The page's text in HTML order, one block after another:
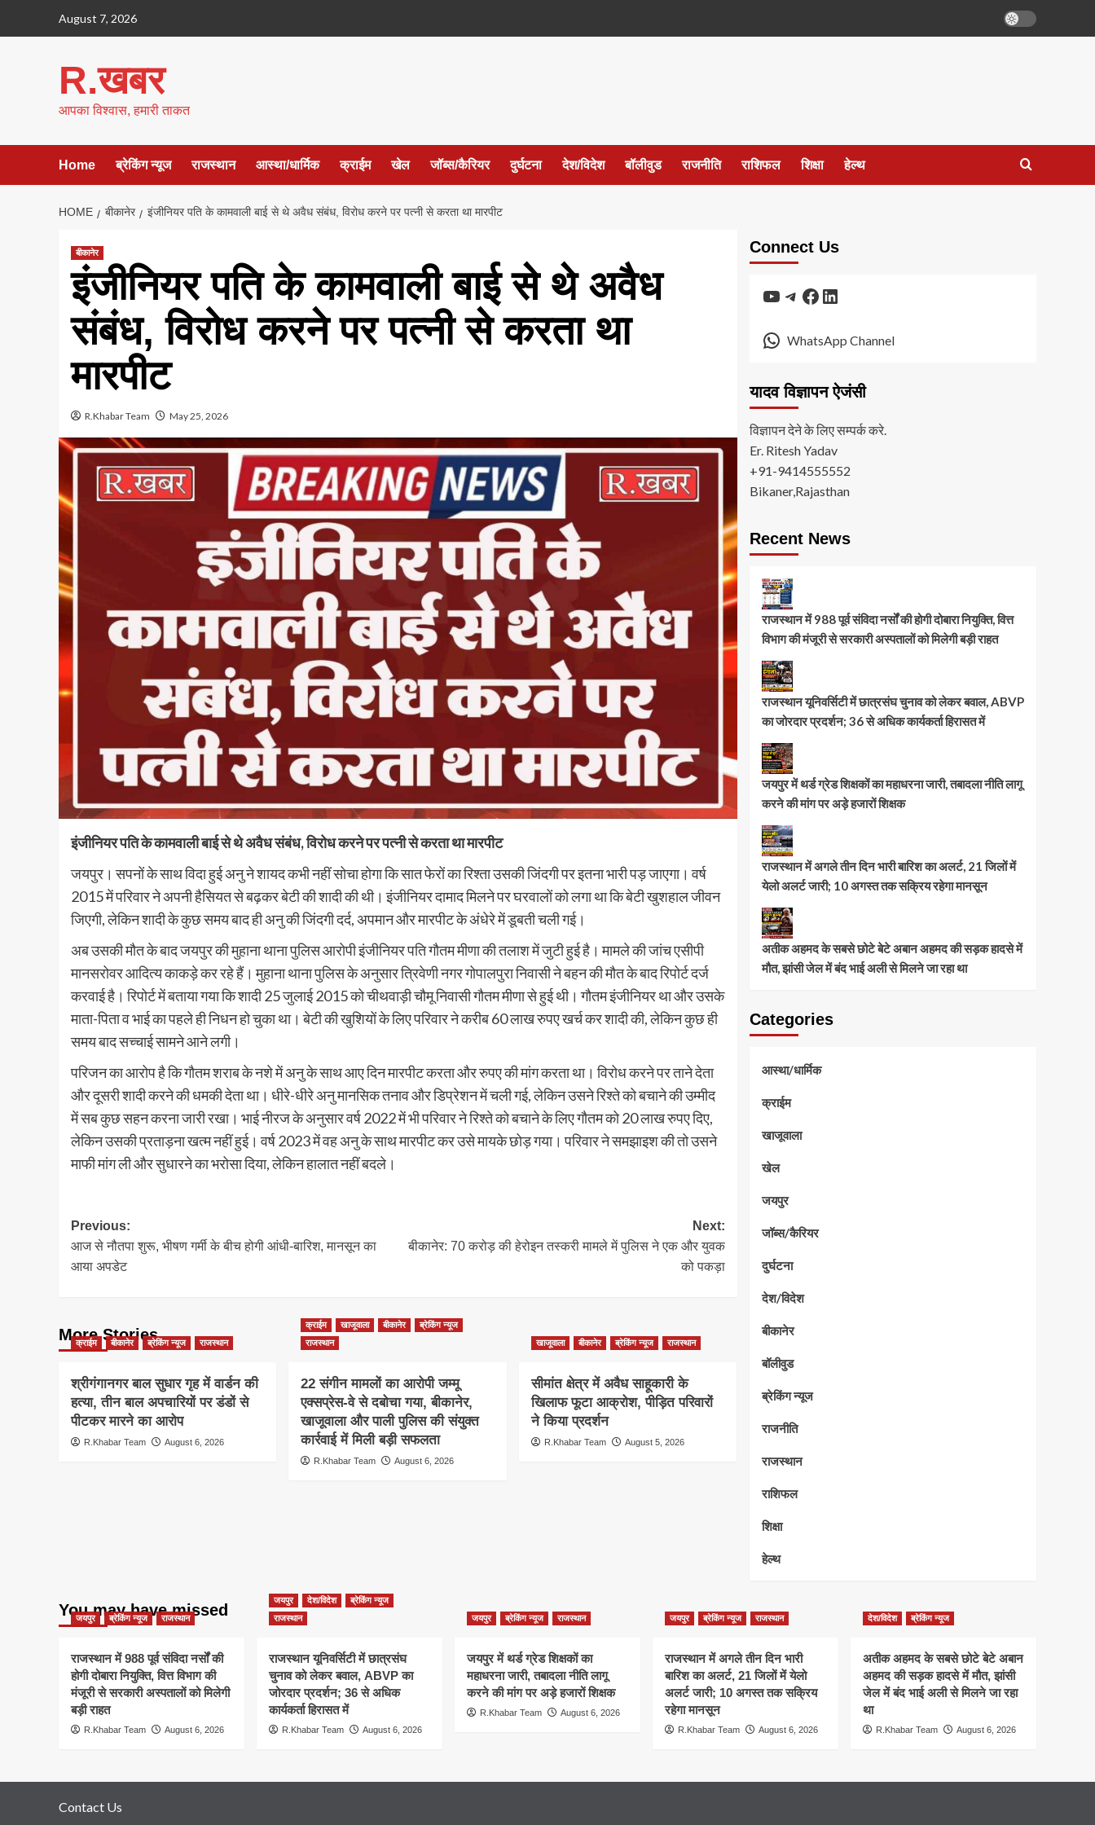
August 7, 2026
R.खबर
आपका विश्वास, हमारी ताकत
Home ब्रेकिंग न्यूज राजस्थान आस्था/धार्मिक क्राईम खेल जॉब्स/कैरियर दुर्घटना देश/विदेश बॉलीवुड राजनीति राशिफल शिक्षा हेल्थ
HOME बीकानेर इंजीनियर पति के कामवाली बाई से थे अवैध संबंध, विरोध करने पर पत्नी से करता था मारपीट
बीकानेर
इंजीनियर पति के कामवाली बाई से थे अवैध
संबंध, विरोध करने पर पत्नी से करता था
मारपीट
R.Khabar Team May 25, 2026
इंजीनियर पति के कामवाली बाई से थे अवैध संबंध, विरोध करने पर पत्नी से करता था मारपीट
जयपुर। सपनों के साथ विदा हुई अनु ने शायद कभी नहीं सोचा होगा कि सात फेरों का रिश्ता उसकी जिंदगी पर इतना भारी पड़ जाएगा। वर्ष
2015 में परिवार ने अपनी हैसियत से बढ़कर बेटी की शादी की थी। इंजीनियर दामाद मिलने पर घरवालों को लगा था कि बेटी खुशहाल जीवन
जिएगी, लेकिन शादी के कुछ समय बाद ही अनु की जिंदगी दर्द, अपमान और मारपीट के अंधेरे में डूबती चली गई।
अब उसकी मौत के बाद जयपुर की मुहाना थाना पुलिस आरोपी इंजीनियर पति गौतम मीणा की तलाश में जुटी हुई है। मामले की जांच एसीपी
मानसरोवर आदित्य काकड़े कर रहे हैं। मुहाना थाना पुलिस के अनुसार त्रिवेणी नगर गोपालपुरा निवासी ने बहन की मौत के बाद रिपोर्ट दर्ज
करवाई है। रिपोर्ट में बताया गया कि शादी 25 जुलाई 2015 को चीथवाड़ी चौमू निवासी गौतम मीणा से हुई थी। गौतम इंजीनियर था और उसके
माता-पिता व भाई का पहले ही निधन हो चुका था। बेटी की खुशियों के लिए परिवार ने करीब 60 लाख रुपए खर्च कर शादी की, लेकिन कुछ ही
समय बाद सच्चाई सामने आने लगी।
परिजन का आरोप है कि गौतम शराब के नशे में अनु के साथ आए दिन मारपीट करता और रुपए की मांग करता था। विरोध करने पर ताने देता
और दूसरी शादी करने की धमकी देता था। धीरे-धीरे अनु मानसिक तनाव और डिप्रेशन में चली गई, लेकिन उसने रिश्ते को बचाने की उम्मीद
में सब कुछ सहन करना जारी रखा। भाई नीरज के अनुसार वर्ष 2022 में भी परिवार ने रिश्ते को बचाने के लिए गौतम को 20 लाख रुपए दिए,
लेकिन उसकी प्रताड़ना खत्म नहीं हुई। वर्ष 2023 में वह अनु के साथ मारपीट कर उसे मायके छोड़ गया। परिवार ने समझाइश की तो उसने
माफी मांग ली और सुधारने का भरोसा दिया, लेकिन हालात नहीं बदले।
Post
navigation
Previous:
आज से नौतपा शुरू, भीषण गर्मी के बीच होगी आंधी-बारिश, मानसून का
आया अपडेट
Next:
बीकानेर: 70 करोड़ की हेरोइन तस्करी मामले में पुलिस ने एक और युवक
को पकड़ा
More Stories
क्राईम बीकानेर ब्रेकिंग न्यूज राजस्थान
श्रीगंगानगर बाल सुधार गृह में वार्डन की
हत्या, तीन बाल अपचारियों पर डंडों से
पीटकर मारने का आरोप
R.Khabar Team August 6, 2026
क्राईम खाजूवाला बीकानेर
ब्रेकिंग न्यूज
राजस्थान
22 संगीन मामलों का आरोपी जम्मू
एक्सप्रेस-वे से दबोचा गया, बीकानेर,
खाजूवाला और पाली पुलिस की संयुक्त
कार्रवाई में मिली बड़ी सफलता
R.Khabar Team August 6, 2026
खाजूवाला बीकानेर ब्रेकिंग न्यूज राजस्थान
सीमांत क्षेत्र में अवैध साहूकारी के
खिलाफ फूटा आक्रोश, पीड़ित परिवारों
ने किया प्रदर्शन
R.Khabar Team August 5, 2026
Connect Us
YouTube
Telegram
Facebook
LinkedIn
WhatsApp Channel
यादव विज्ञापन ऐजंसी
विज्ञापन देने के लिए सम्पर्क करे.
Er. Ritesh Yadav
+91-9414555552
Bikaner,Rajasthan
Recent News
राजस्थान में 988 पूर्व संविदा नर्सों की होगी दोबारा नियुक्ति, वित्त
विभाग की मंजूरी से सरकारी अस्पतालों को मिलेगी बड़ी राहत
राजस्थान यूनिवर्सिटी में छात्रसंघ चुनाव को लेकर बवाल, ABVP
का जोरदार प्रदर्शन; 36 से अधिक कार्यकर्ता हिरासत में
जयपुर में थर्ड ग्रेड शिक्षकों का महाधरना जारी, तबादला नीति लागू
करने की मांग पर अड़े हजारों शिक्षक
राजस्थान में अगले तीन दिन भारी बारिश का अलर्ट, 21 जिलों में
येलो अलर्ट जारी; 10 अगस्त तक सक्रिय रहेगा मानसून
अतीक अहमद के सबसे छोटे बेटे अबान अहमद की सड़क हादसे में
मौत, झांसी जेल में बंद भाई अली से मिलने जा रहा था
Categories
आस्था/धार्मिक
क्राईम
खाजूवाला
खेल
जयपुर
जॉब्स/कैरियर
दुर्घटना
देश/विदेश
बीकानेर
बॉलीवुड
ब्रेकिंग न्यूज
राजनीति
राजस्थान
राशिफल
शिक्षा
हेल्थ
You may have missed
जयपुर ब्रेकिंग न्यूज राजस्थान
राजस्थान में 988 पूर्व संविदा नर्सों की
होगी दोबारा नियुक्ति, वित्त विभाग की
मंजूरी से सरकारी अस्पतालों को मिलेगी
बड़ी राहत
R.Khabar Team August 6, 2026
जयपुर देश/विदेश
ब्रेकिंग न्यूज
राजस्थान
राजस्थान यूनिवर्सिटी में छात्रसंघ
चुनाव को लेकर बवाल, ABVP का
जोरदार प्रदर्शन; 36 से अधिक
कार्यकर्ता हिरासत में
R.Khabar Team August 6, 2026
जयपुर ब्रेकिंग न्यूज राजस्थान
जयपुर में थर्ड ग्रेड शिक्षकों का
महाधरना जारी, तबादला नीति लागू
करने की मांग पर अड़े हजारों शिक्षक
R.Khabar Team August 6, 2026
जयपुर ब्रेकिंग न्यूज राजस्थान
राजस्थान में अगले तीन दिन भारी
बारिश का अलर्ट, 21 जिलों में येलो
अलर्ट जारी; 10 अगस्त तक सक्रिय
रहेगा मानसून
R.Khabar Team August 6, 2026
देश/विदेश ब्रेकिंग न्यूज
अतीक अहमद के सबसे छोटे बेटे अबान
अहमद की सड़क हादसे में मौत, झांसी
जेल में बंद भाई अली से मिलने जा रहा
था
R.Khabar Team August 6, 2026
Contact Us